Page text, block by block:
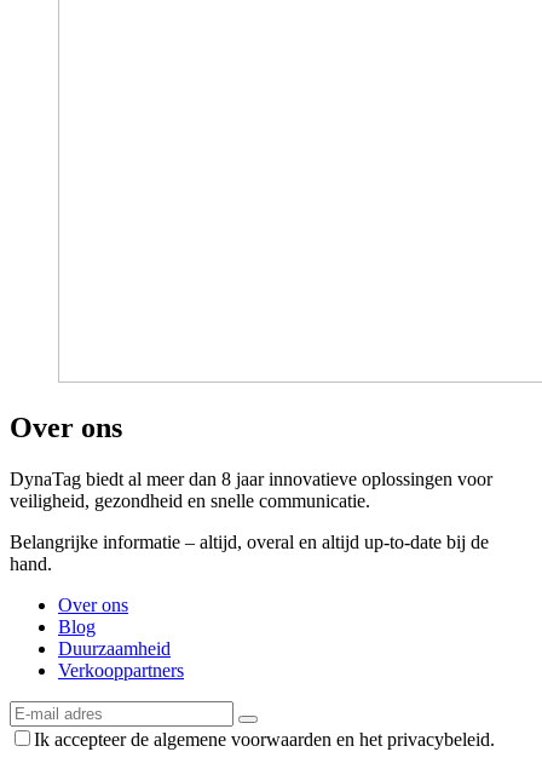
Over ons
DynaTag biedt al meer dan 8 jaar innovatieve oplossingen voor
veiligheid, gezondheid en snelle communicatie.
Belangrijke informatie – altijd, overal en altijd up-to-date bij de
hand.
Over ons
Blog
Duurzaamheid
Verkooppartners
Ik accepteer de algemene voorwaarden en het privacybeleid.